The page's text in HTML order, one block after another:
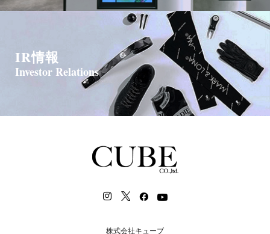
IR情報
Investor Relations
株式会社キューブ